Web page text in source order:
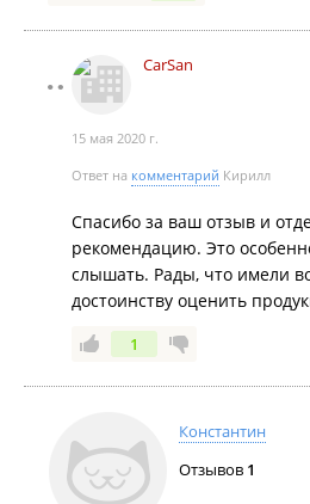
CarSan
15 мая 2020 г.
Ответ на комментарий Кирилл
Спасибо за ваш отзыв и
рекомендацию. Это
слышать. Рады, что имели
достоинству оценить
1
Константин
Отзывов 1